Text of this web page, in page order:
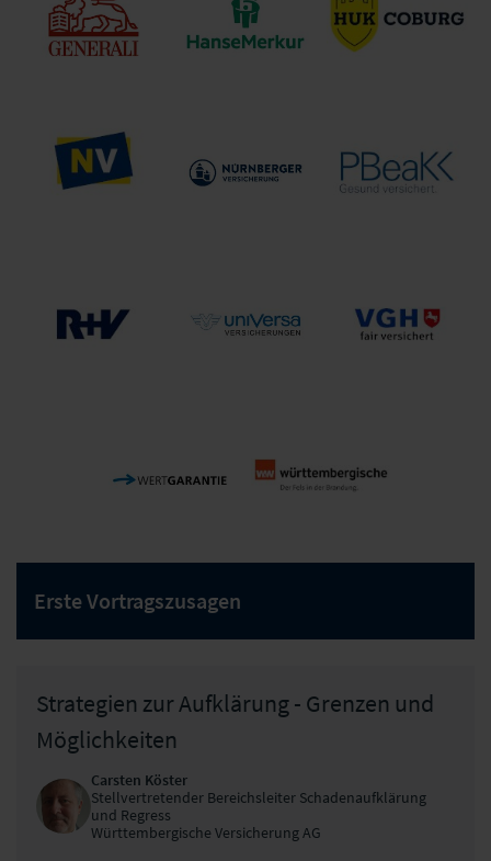
Die Continentale DOMCURA AG ERGO
Generali
Deutschland
Holding
Hanse Merkur HUK Coburg
Niederösterreichische
Versicherung AG Versicherung
uniVersa
Versicherungen Brandkasse
Wertgarantie
Erste Vortragszusagen
Strategien zur Aufklärung - Grenzen und
Möglichkeiten
Carsten Köster
Stellvertretender Bereichsleiter Schadenaufklärung
und Regress
Württembergische Versicherung AG